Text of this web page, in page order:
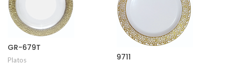
GR-679T
Platos 9711